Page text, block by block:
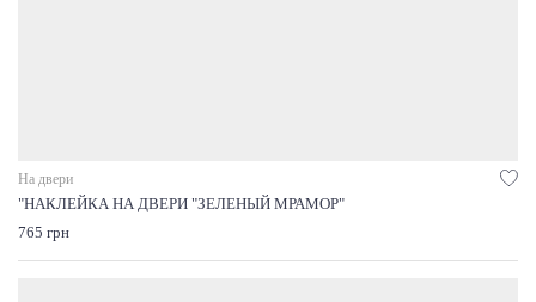
На двери
"НАКЛЕЙКА НА ДВЕРИ "ЗЕЛЕНЫЙ МРАМОР"
765 грн